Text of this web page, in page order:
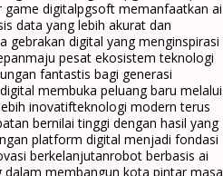
game digitalpgsoft memanfaatkan ai
data yang lebih akurat dan
gebrakan digital yang menginspirasi
maju pesat ekosistem teknologi
fantastis bagi generasi
membuka peluang baru melalui
inovatifteknologi modern terus
bernilai tinggi dengan hasil yang
platform digital menjadi fondasi
berkelanjutanrobot berbasis ai
membangun kota pintar masa